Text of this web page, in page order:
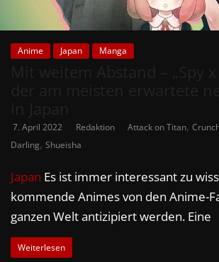
Anime Japan Manga
7. April 2022 Redaktion Attack on Titan,
Darling, Shueisha
Japan Es ist immer interessant zu
kommende Animes von den Anime-
ganzen Welt antizipiert werden. Eine
Weiterlesen